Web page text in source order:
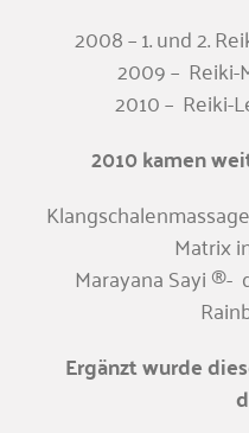
2008 – 1. und 2.
2009 – Reiki-
2010 – Reiki-
2010 kamen
Matrix
Marayana Sayi ®-
Ergänzt wurde